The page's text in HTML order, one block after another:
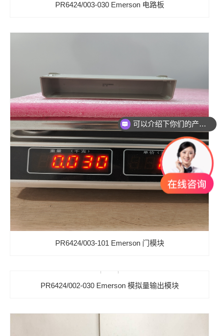
PR6424/003-030 Emerson 电路板
PR6424/003-101 Emerson 门模块
PR6424/002-030 Emerson 模拟量输出模块
可以介绍下你们的产品么？
你们是怎么收费的呢？